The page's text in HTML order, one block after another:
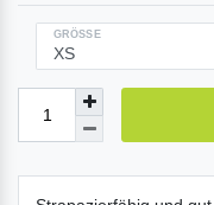
GRÖSSE